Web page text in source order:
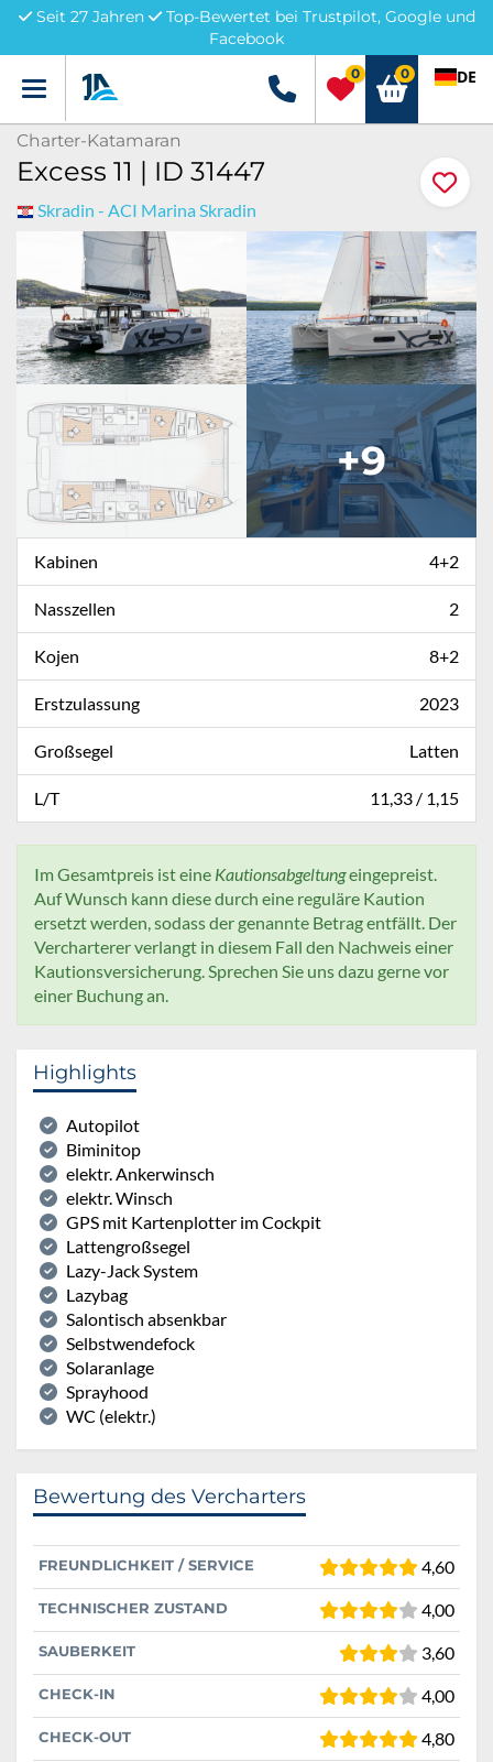
Seit 27 Jahren
Top-Bewertet bei Trustpilot, Google und
Facebook
Menü +49 5741 3222690
0 0 DE
Charter-Katamaran
Excess 11 | ID 31447
Skradin - ACI Marina Skradin
+9
Kabinen 4+2
Nasszellen 2
Kojen 8+2
Erstzulassung 2023
Großsegel Latten
L/T 11,33 / 1,15
Im Gesamtpreis ist eine Kautionsabgeltungeingepreist.
Auf Wunsch kann diese durch eine reguläre Kaution
ersetzt werden, sodass der genannte Betrag entfällt. Der
Vercharterer verlangt in diesem Fall den Nachweis einer
Kautionsversicherung. Sprechen Sie uns dazu gerne vor
einer Buchung an.
Highlights
Autopilot
Biminitop
elektr. Ankerwinsch
elektr. Winsch
GPS mit Kartenplotter im Cockpit
Lattengroßsegel
Lazy-Jack System
Lazybag
Salontisch absenkbar
Selbstwendefock
Solaranlage
Sprayhood
WC (elektr.)
Bewertung des Vercharters
FREUNDLICHKEIT / SERVICE 4,60
TECHNISCHER ZUSTAND 4,00
SAUBERKEIT 3,60
CHECK-IN 4,00
CHECK-OUT 4,80